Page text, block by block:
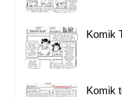
Komik
Komik